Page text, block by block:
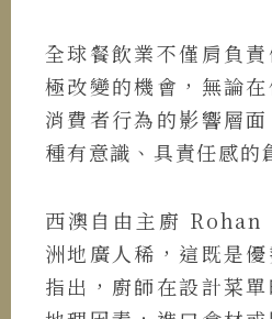
全球餐飲業不僅肩負
極改變的機會，無論
消費者行為的影響層
種有意識、具責任感的
西澳自由主廚
洲地廣人稀，這既是
指出，廚師在設計菜